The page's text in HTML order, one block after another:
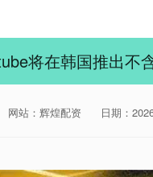
将在韩国推出不
网站：辉煌配资 日期：